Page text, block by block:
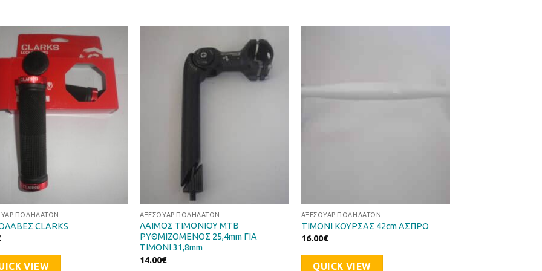
Προσθήκη
στη Λίστα
Επιθυμιών
ΠΟΔΗΛΆΤΩΝ
CLARKS
VIEW
Προσθήκη
στη Λίστα
Επιθυμιών
ΑΞΕΣΟΥΆΡ ΠΟΔΗΛΆΤΩΝ
ΛΑΙΜΟΣ ΤΙΜΟΝΙΟΥ MTB
ΡΥΘΜΙΖΟΜΕΝΟΣ 25,4mm ΓΙΑ
ΤΙΜΟΝΙ 31,8mm
14.00€
ΑΞΕΣΟΥΆΡ ΠΟΔΗΛΆΤΩΝ
ΤΙΜΟΝΙ ΚΟΥΡΣΑΣ 42cm ΑΣΠΡΟ
16.00€
QUICK VIEW